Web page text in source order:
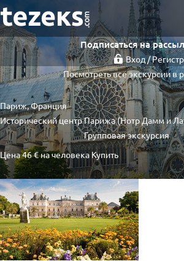
Подписаться на
Вход /
Посмотреть все экскурсии в
Париж, Франция
Исторический центр Парижа (Нотр Дамм и
Групповая экскурсия
Цена46 €на человека Купить